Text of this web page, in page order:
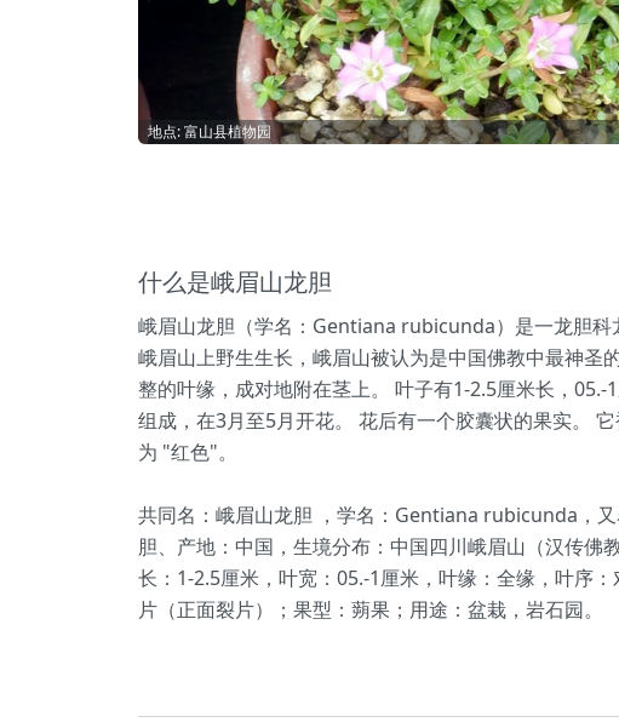
地点: 富山县植物园
什么是峨眉山龙胆
峨眉山龙胆（学名：Gentiana rubicunda）是一龙胆科
峨眉山上野生生长，峨眉山被认为是中国佛教中最神圣
整的叶缘，成对地附在茎上。 叶子有1-2.5厘米长，
组成，在3月至5月开花。 花后有一个胶囊状的果实。
为 "红色"。
共同名：峨眉山龙胆 ，学名：Gentiana rubicunda，
胆、产地：中国，生境分布：中国四川峨眉山（汉传
长：1-2.5厘米，叶宽：05.-1厘米，叶缘：全缘，叶序
片（正面裂片）；果型：蒴果；用途：盆栽，岩石园。